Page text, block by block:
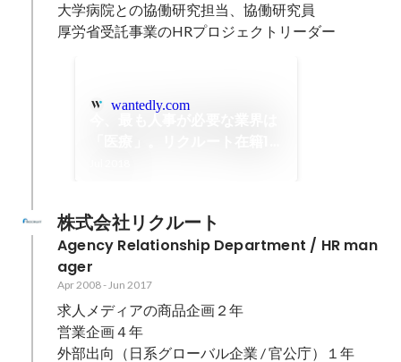
大学病院との協働研究担当、協働研究員
厚労省受託事業のHRプロジェクトリーダー
wantedly.com
株式会社リクルート
Agency Relationship Department / HR man
ager
Apr 2008-Jun 2017
求人メディアの商品企画２年
営業企画４年
外部出向（日系グローバル企業 / 官公庁）１年